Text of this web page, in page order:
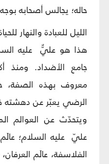
حاله؛ يجالس أصحابه
الليل للعبادة والنهار
هذا هو عليٌّ عليه
جامع الأضداد.
معروف بهذه الصفة،
الرضي يعبّر عن دهشته
ويتحدّث عن العوالم
عليّ عليه السلام؛ عالَم
الفلاسفة، عالَم